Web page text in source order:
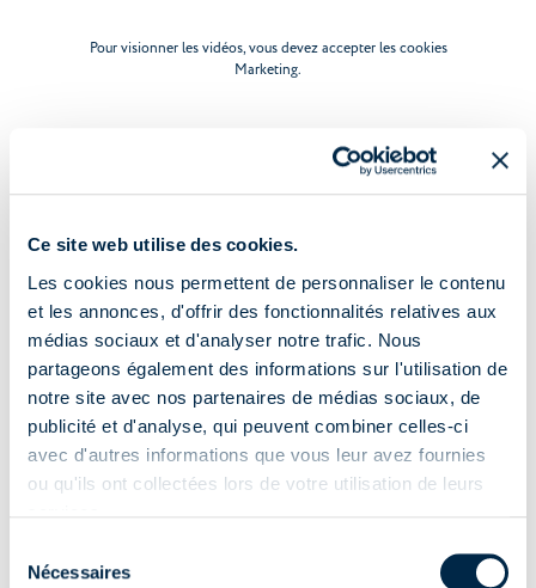
Ce site web utilise des cookies.
Les cookies nous permettent de personnaliser le contenu
et les annonces, d'offrir des fonctionnalités relatives aux
médias sociaux et d'analyser notre trafic. Nous
partageons également des informations sur l'utilisation de
notre site avec nos partenaires de médias sociaux, de
publicité et d'analyse, qui peuvent combiner celles-ci
avec d'autres informations que vous leur avez fournies
ou qu'ils ont collectées lors de votre utilisation de leurs
Nécessaires
Pour visionner les vidéos, vous devez accepter les cookies
Marketing.
MODIFIER VOS PRÉFÉRENCES DE COOKIES
Sélectionner l’opération qui vous intéresse
Connexion électrique
Avant de commencer
Programmation du moteur
Appairer l'émetteur au moteur
Régler des fins de course
Désactivation de la supersensibilité